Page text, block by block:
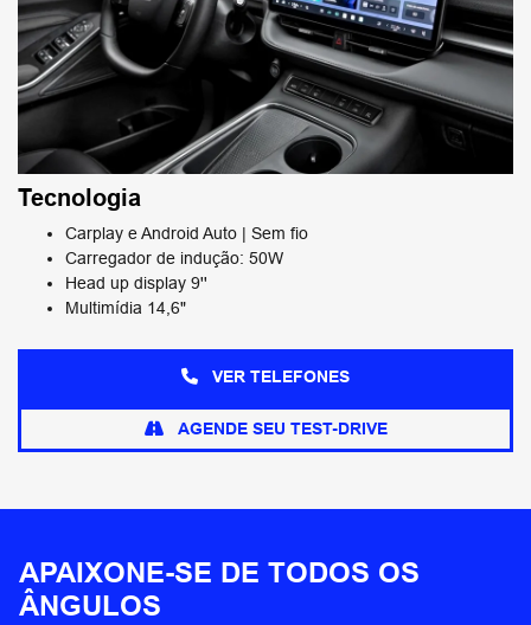
Tecnologia
Carplay e Android Auto | Sem fio
Carregador de indução: 50W
Head up display 9''
Multimídia 14,6"
VER TELEFONES
AGENDE SEU TEST-DRIVE
APAIXONE-SE DE TODOS OS
ÂNGULOS